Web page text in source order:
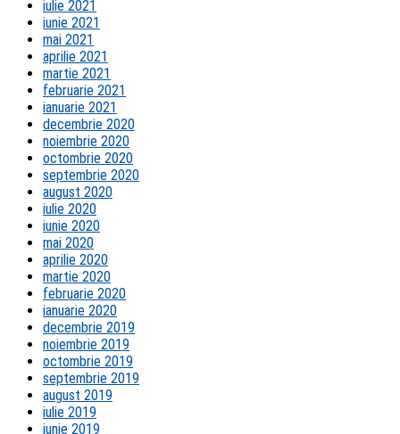
iulie 2021
iunie 2021
mai 2021
aprilie 2021
martie 2021
februarie 2021
ianuarie 2021
decembrie 2020
noiembrie 2020
octombrie 2020
septembrie 2020
august 2020
iulie 2020
iunie 2020
mai 2020
aprilie 2020
martie 2020
februarie 2020
ianuarie 2020
decembrie 2019
noiembrie 2019
octombrie 2019
septembrie 2019
august 2019
iulie 2019
iunie 2019